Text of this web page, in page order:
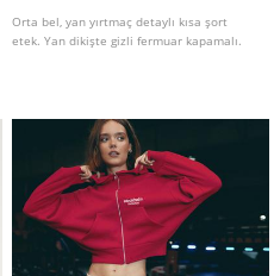
Orta bel, yan yırtmaç detaylı kısa şort
etek. Yan dikişte gizli fermuar kapamalı.